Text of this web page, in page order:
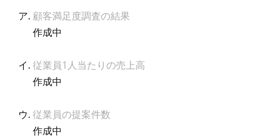
顧客満足度調査の結果
作成中
従業員1人当たりの売上高
作成中
従業員の提案件数
作成中